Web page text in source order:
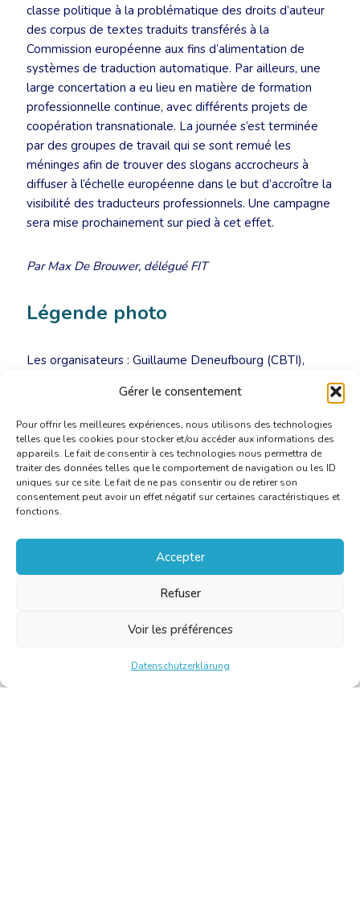
Gérer le consentement
Pour offrir les meilleures expériences, nous utilisons des technologies
telles que les cookies pour stocker et/ou accéder aux informations des
appareils. Le fait de consentir à ces technologies nous permettra de
traiter des données telles que le comportement de navigation ou les ID
uniques sur ce site. Le fait de ne pas consentir ou de retirer son
consentement peut avoir un effet négatif sur certaines caractéristiques et
fonctions.
Accepter
Refuser
Voir les préférences
Datenschutzerklärung
classe politique à la problématique des droits d’auteur
des corpus de textes traduits transférés à la
Commission européenne aux fins d’alimentation de
systèmes de traduction automatique. Par ailleurs, une
large concertation a eu lieu en matière de formation
professionnelle continue, avec différents projets de
coopération transnationale. La journée s’est terminée
par des groupes de travail qui se sont remué les
méninges afin de trouver des slogans accrocheurs à
diffuser à l’échelle européenne dans le but d’accroître la
visibilité des traducteurs professionnels. Une campagne
sera mise prochainement sur pied à cet effet.
Par Max De Brouwer, délégué FIT
Légende photo
Les organisateurs : Guillaume Deneufbourg (CBTI),
Schmit (ALTI) et Annette Schiller (FIT Europe)